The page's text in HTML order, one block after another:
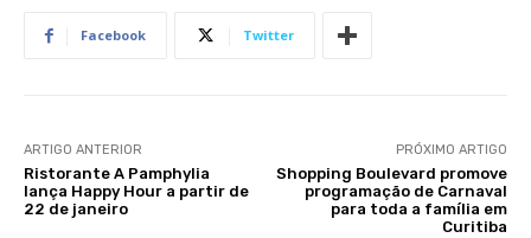
Facebook Twitter
ARTIGO ANTERIOR
Ristorante A Pamphylia
lança Happy Hour a partir de
22 de janeiro
PRÓXIMO ARTIGO
Shopping Boulevard promove
programação de Carnaval
para toda a família em
Curitiba